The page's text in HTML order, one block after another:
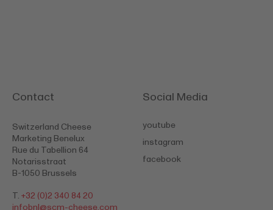
Contact
Switzerland Cheese
Marketing Benelux
Rue du Tabellion 64
Notarisstraat
B-1050 Brussels
T. +32 (0)2 340 84 20
infobnl@scm-cheese.com
Social Media
youtube
instagram
facebook